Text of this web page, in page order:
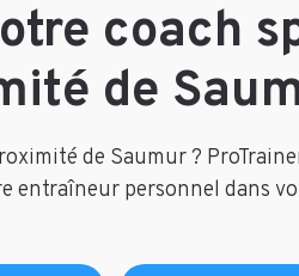
coach
de
de Saumur ?
entraîneur personnel dans